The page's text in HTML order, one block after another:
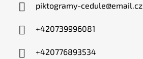
piktogramy-cedule@email.cz
+420739996081
+420776893534